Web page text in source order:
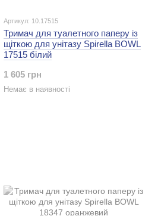
Артикул: 10.17515
Тримач для туалетного паперу із
щіткою для унітазу Spirella BOWL
17515 білий
1 605 грн
Немає в наявності